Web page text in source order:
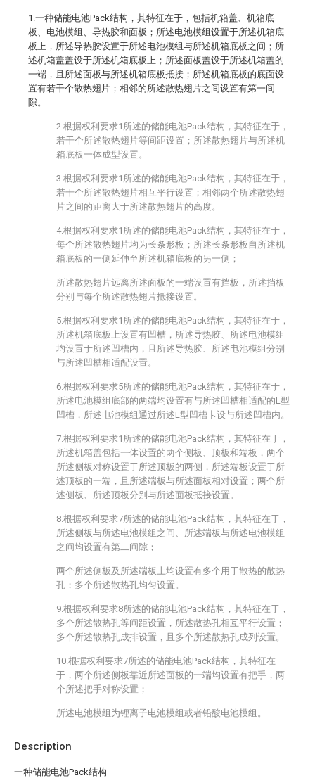
Description
一种储能电池Pack结构
1.一种储能电池Pack结构，其特征在于，包括机箱盖、机箱底
板、电池模组、导热胶和面板；所述电池模组设置于所述机箱底
板上，所述导热胶设置于所述电池模组与所述机箱底板之间；所
述机箱盖盖设于所述机箱底板上；所述面板盖设于所述机箱盖的
一端，且所述面板与所述机箱底板抵接；所述机箱底板的底面设
置有若干个散热翅片；相邻的所述散热翅片之间设置有第一间
隙。
2.根据权利要求1所述的储能电池Pack结构，其特征在于，
若干个所述散热翅片等间距设置；所述散热翅片与所述机
箱底板一体成型设置。
3.根据权利要求1所述的储能电池Pack结构，其特征在于，
若干个所述散热翅片相互平行设置；相邻两个所述散热翅
片之间的距离大于所述散热翅片的高度。
4.根据权利要求1所述的储能电池Pack结构，其特征在于，
每个所述散热翅片均为长条形板；所述长条形板自所述机
箱底板的一侧延伸至所述机箱底板的另一侧；
所述散热翅片远离所述面板的一端设置有挡板，所述挡板
分别与每个所述散热翅片抵接设置。
5.根据权利要求1所述的储能电池Pack结构，其特征在于，
所述机箱底板上设置有凹槽，所述导热胶、所述电池模组
均设置于所述凹槽内，且所述导热胶、所述电池模组分别
与所述凹槽相适配设置。
6.根据权利要求5所述的储能电池Pack结构，其特征在于，
所述电池模组底部的两端均设置有与所述凹槽相适配的L型
凹槽，所述电池模组通过所述L型凹槽卡设与所述凹槽内。
7.根据权利要求1所述的储能电池Pack结构，其特征在于，
所述机箱盖包括一体设置的两个侧板、顶板和端板，两个
所述侧板对称设置于所述顶板的两侧，所述端板设置于所
述顶板的一端，且所述端板与所述面板相对设置；两个所
述侧板、所述顶板分别与所述面板抵接设置。
8.根据权利要求7所述的储能电池Pack结构，其特征在于，
所述侧板与所述电池模组之间、所述端板与所述电池模组
之间均设置有第二间隙；
两个所述侧板及所述端板上均设置有多个用于散热的散热
孔；多个所述散热孔均匀设置。
9.根据权利要求8所述的储能电池Pack结构，其特征在于，
多个所述散热孔等间距设置，所述散热孔相互平行设置；
多个所述散热孔成排设置，且多个所述散热孔成列设置。
10.根据权利要求7所述的储能电池Pack结构，其特征在
于，两个所述侧板靠近所述面板的一端均设置有把手，两
个所述把手对称设置；
所述电池模组为锂离子电池模组或者铅酸电池模组。